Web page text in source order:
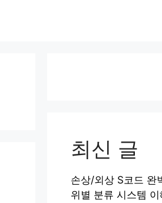
최신 글
손상/외상 S코드 완
위별 분류 시스템